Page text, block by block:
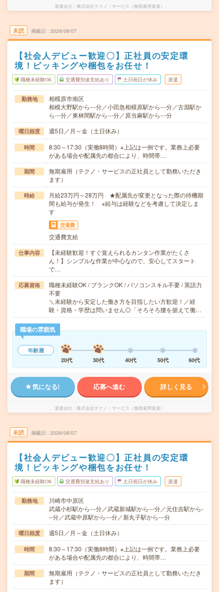
派遣会社 株式会社テクノ・サービス（無期雇用派遣）
未読 掲載日 2026/08/07
【社会人デビュー歓迎〇】正社員の安定環
境！ピッキングや梱包をお任せ！
職種未経験OK 交通費別途支給あり 土日祝日が休み 派遣
勤務地
相模原市南区
相模大野駅から---分／小田急相模原駅から---分／古淵駅か
ら---分／東林間駅から---分／原当麻駅から---分
曜日頻度 週5日／月～金（土日休み）
時間
8:30～17:30（実働8時間）※上記は一例です。業務上必要
がある場合や配属先の都合により、時間帯…
期間
無期雇用（テクノ・サービスの正社員として勤務いただき
ます）
時給
月給23万円～28万円 ★配属先が変更となった際の待機期
間も給与が発生！ ※給与は経験などを考慮して決定しま
す
交通費
交通費支給
仕事内容
【未経験歓迎！すぐ覚えられるカンタン作業がたくさ
ん！】シンプルな作業が中心なので、安心してスタート
で…
応募資格
職種未経験OK / ブランクOK / パソコンスキル不要 / 英語力
不要
＼未経験から安定した働き方を目指したい方歓迎！／経
験・資格・学歴は問いません◎「そろそろ腰を据えて働…
職場の雰囲気
年齢層
20代
30代 40代 50代 60代
気になる! 応募へ進む 詳しく見る
派遣会社 株式会社テクノ・サービス（無期雇用派遣）
未読 掲載日 2026/08/07
【社会人デビュー歓迎〇】正社員の安定環
境！ピッキングや梱包をお任せ！
職種未経験OK 交通費別途支給あり 土日祝日が休み 派遣
勤務地
川崎市中原区
武蔵小杉駅から---分／武蔵新城駅から---分／元住吉駅から-
--分／武蔵中原駅から---分／新丸子駅から---分
曜日頻度 週5日／月～金（土日休み）
時間
8:30～17:30（実働8時間）※上記は一例です。業務上必要
がある場合や配属先の都合により、時間帯…
期間
無期雇用（テクノ・サービスの正社員として勤務いただき
ます）